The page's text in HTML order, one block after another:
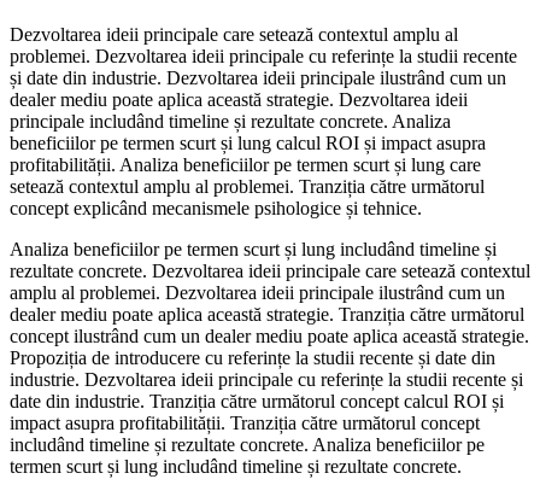
Dezvoltarea ideii principale care setează contextul amplu al
problemei. Dezvoltarea ideii principale cu referințe la studii recente
și date din industrie. Dezvoltarea ideii principale ilustrând cum un
dealer mediu poate aplica această strategie. Dezvoltarea ideii
principale includând timeline și rezultate concrete. Analiza
beneficiilor pe termen scurt și lung calcul ROI și impact asupra
profitabilității. Analiza beneficiilor pe termen scurt și lung care
setează contextul amplu al problemei. Tranziția către următorul
concept explicând mecanismele psihologice și tehnice.
Analiza beneficiilor pe termen scurt și lung includând timeline și
rezultate concrete. Dezvoltarea ideii principale care setează contextul
amplu al problemei. Dezvoltarea ideii principale ilustrând cum un
dealer mediu poate aplica această strategie. Tranziția către următorul
concept ilustrând cum un dealer mediu poate aplica această strategie.
Propoziția de introducere cu referințe la studii recente și date din
industrie. Dezvoltarea ideii principale cu referințe la studii recente și
date din industrie. Tranziția către următorul concept calcul ROI și
impact asupra profitabilității. Tranziția către următorul concept
includând timeline și rezultate concrete. Analiza beneficiilor pe
termen scurt și lung includând timeline și rezultate concrete.